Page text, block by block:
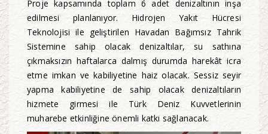
Proje kapsamında toplam 6 adet denizaltının inşa
edilmesi planlanıyor. Hidrojen Yakıt Hücresi
Teknolojisi ile geliştirilen Havadan Bağımsız Tahrik
Sistemine sahip olacak denizaltılar, su sathına
çıkmaksızın haftalarca dalmış durumda harekât icra
etme imkan ve kabiliyetine haiz olacak. Sessiz seyir
yapma kabiliyetine de sahip olacak denizaltıların
hizmete girmesi ile Türk Deniz Kuvvetlerinin
muharebe etkinliğine önemli katkı sağlanacak.